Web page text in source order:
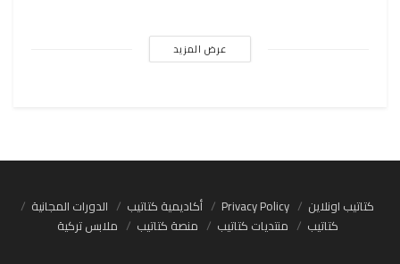
عرض المزيد
كتاتيب اونلاين Privacy Policy أكاديمية كتاتيب
الدورات المجانية
كتاتيب
منتديات كتاتيب منصة كتاتيب ملابس تركية